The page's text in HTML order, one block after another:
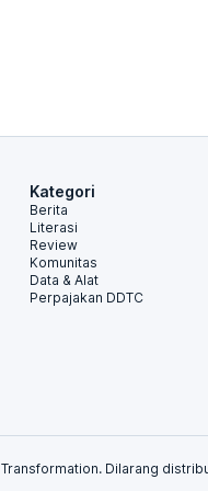
Kategori
Berita
Literasi
Review
Komunitas
Data & Alat
Perpajakan DDTC
Dilarang